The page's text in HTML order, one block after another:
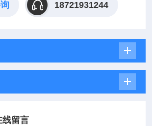
18721931244
线留言